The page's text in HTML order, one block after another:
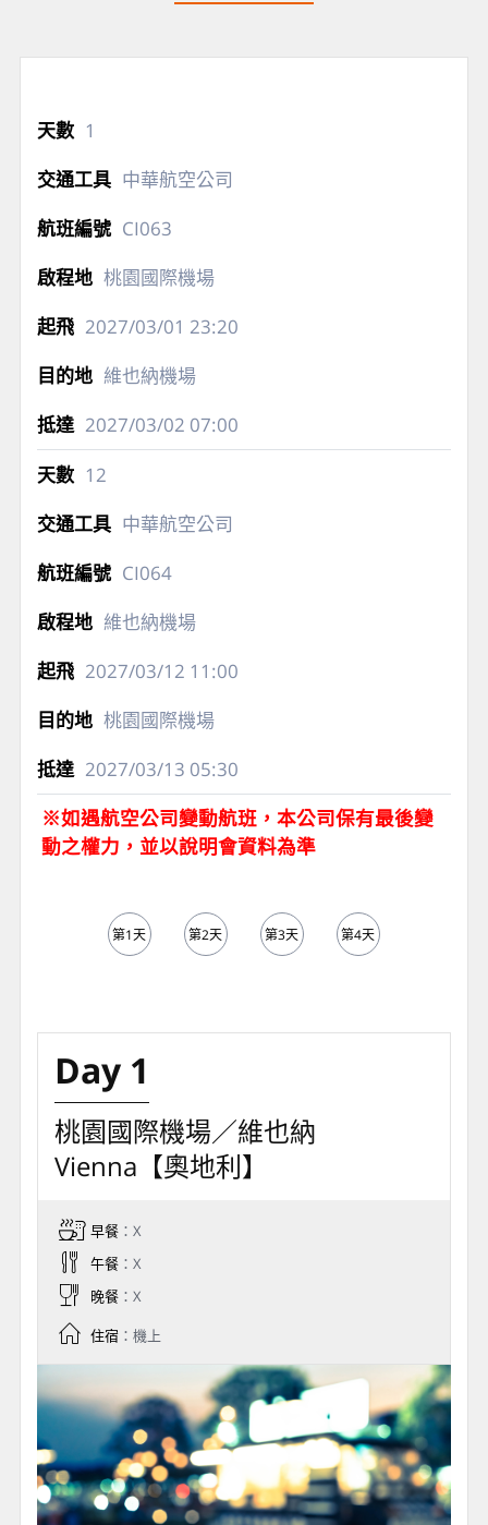
1
中華航空公司
CI063
桃園國際機場
2027/03/01 23:20
維也納機場
2027/03/02 07:00
12
中華航空公司
CI064
維也納機場
2027/03/12 11:00
桃園國際機場
2027/03/13 05:30
※如遇航空公司變動航班，本公司保有最後變
動之權力，並以說明會資料為準
第1天 第2天 第3天 第4天
Day 1
桃園國際機場／維也納
Vienna【奧地利】
早餐：X
午餐：X
晚餐：X
住宿：機上